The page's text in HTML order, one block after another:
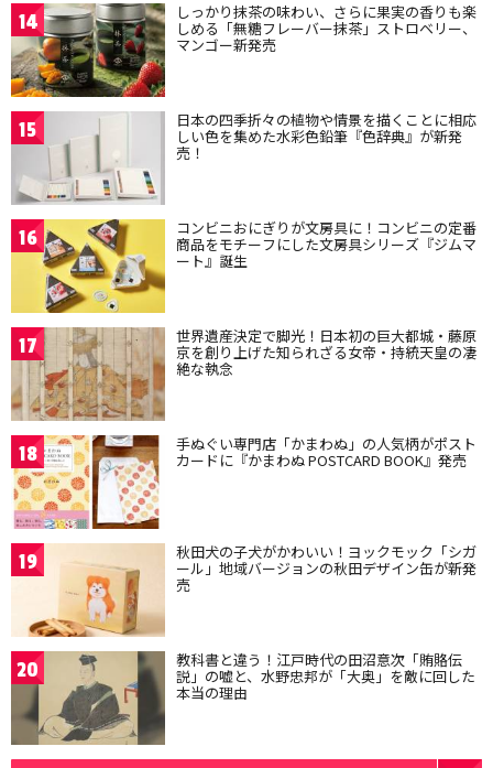
14 しっかり抹茶の味わい、さらに果実の香りも楽
しめる「無糖フレーバー抹茶」ストロベリー、
マンゴー新発売
15 日本の四季折々の植物や情景を描くことに相応
しい色を集めた水彩色鉛筆『色辞典』が新発
売！
16 コンビニおにぎりが文房具に！コンビニの定番
商品をモチーフにした文房具シリーズ『ジムマ
ート』誕生
17 世界遺産決定で脚光！日本初の巨大都城・藤原
京を創り上げた知られざる女帝・持統天皇の凄
絶な執念
18 手ぬぐい専門店「かまわぬ」の人気柄がポスト
カードに『かまわぬ POSTCARD BOOK』発売
19 秋田犬の子犬がかわいい！ヨックモック「シガ
ール」地域バージョンの秋田デザイン缶が新発
売
20 教科書と違う！江戸時代の田沼意次「賄賂伝
説」の嘘と、水野忠邦が「大奥」を敵に回した
本当の理由